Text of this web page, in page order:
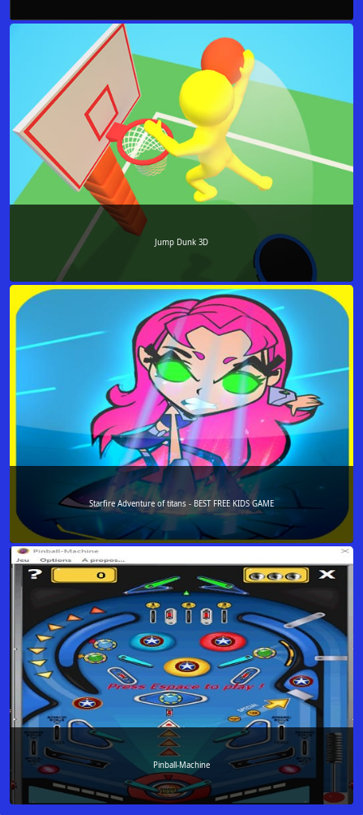
Jump Dunk 3D
Starfire Adventure of titans - BEST FREE KIDS GAME
Pinball-Machine